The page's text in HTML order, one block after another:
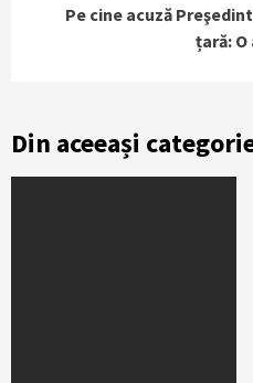
Pe cine acuză
țară:
Din aceeași